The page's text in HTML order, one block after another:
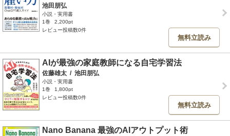
池田朋弘
小説・実用書
1巻
2,200pt
レビュー投稿数0件
無料立読み
AIが最強の家庭教師になる自宅学習法
佐藤雄太 / 池田朋弘
小説・実用書
1巻
1,800pt
レビュー投稿数0件
無料立読み
Nano Banana 最強のAIアウトプット術